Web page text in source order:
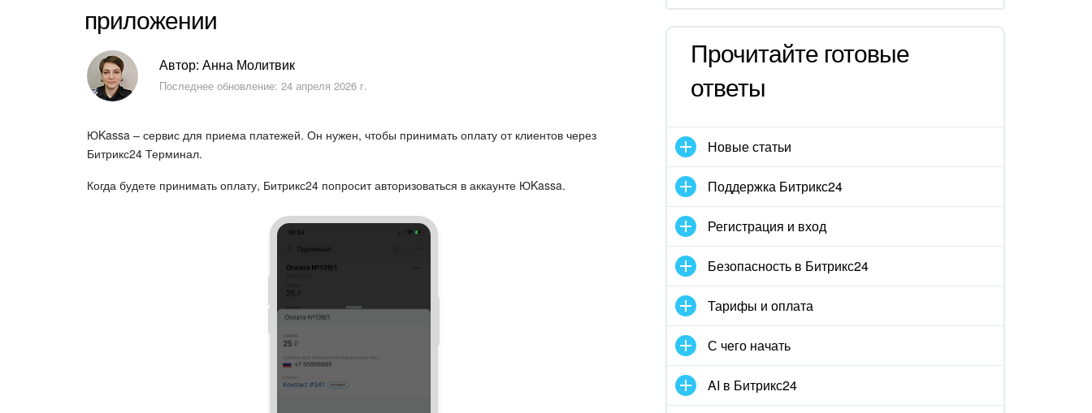
приложении
Автор: Анна Молитвик
Последнее обновление: 24 апреля 2026 г.
ЮKassa – сервис для приема платежей. Он нужен, чтобы принимать оплату от клиентов через
Битрикс24 Терминал.
Когда будете принимать оплату, Битрикс24 попросит авторизоваться в аккаунте ЮKassa.
Прочитайте готовые
ответы
Новые статьи
Поддержка Битрикс24
Регистрация и вход
Безопасность в Битрикс24
Тарифы и оплата
С чего начать
AI в Битрикс24